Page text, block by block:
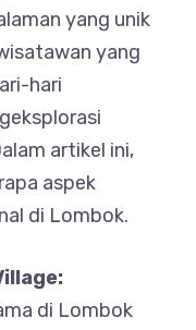
yang unik
yang
hari
artikel ini,
aspek
di Lombok.
di Lombok